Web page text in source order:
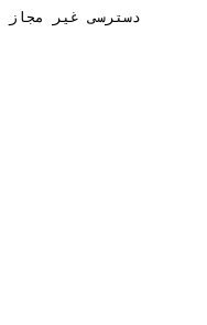
دسترسی غیر مجاز